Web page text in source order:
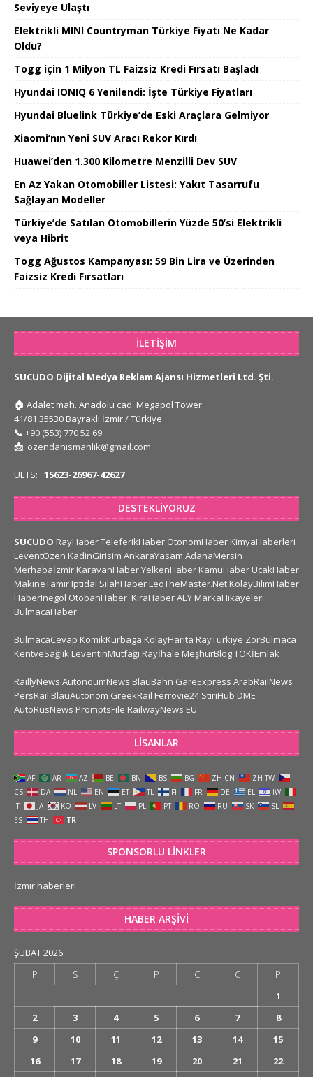
Seviyeye Ulaştı
Elektrikli MINI Countryman Türkiye Fiyatı Ne Kadar
Oldu?
Togg için 1 Milyon TL Faizsiz Kredi Fırsatı Başladı
Hyundai IONIQ 6 Yenilendi: İşte Türkiye Fiyatları
Hyundai Bluelink Türkiye’de Eski Araçlara Gelmiyor
Xiaomi’nın Yeni SUV Aracı Rekor Kırdı
Huawei’den 1.300 Kilometre Menzilli Dev SUV
En Az Yakan Otomobiller Listesi: Yakıt Tasarrufu
Sağlayan Modeller
Türkiye’de Satılan Otomobillerin Yüzde 50’si Elektrikli
veya Hibrit
Togg Ağustos Kampanyası: 59 Bin Lira ve Üzerinden
Faizsiz Kredi Fırsatları
İLETIŞIM
SUCUDO Dijital Medya Reklam Ajansı Hizmetleri Ltd. Şti.
🏠 Adalet mah. Anadolu cad. Megapol Tower
41/81 35530 Bayraklı İzmir / Türkiye
📞 +90 (553) 770 52 69
📩 ozendanismanlik@gmail.com
UETS: 15623-26967-42627
DESTEKLIYORUZ
SUCUDO RayHaberTeleferikHaber OtonomHaber KimyaHaberleri
LeventÖzen KadinGirisim AnkaraYasam AdanaMersin
Merhabaİzmir KaravanHaberYelkenHaber KamuHaber UcakHaber
MakineTamir Iptidai SilahHaber LeoTheMaster.Net KolayBilimHaber
HaberInegol OtobanHaber KiraHaberAEY MarkaHikayeleri
BulmacaHaber
BulmacaCevap KomikKurbaga KolayHarita RayTurkiye ZorBulmaca
KentveSağlık LeventinMutfağı Rayİhale MeşhurBlogTOKİEmlak
RaillyNews AutonoumNews BlauBahn GareExpress ArabRailNews
PersRail BlauAutonom GreekRail Ferrovie24 StiriHub DME
AutoRusNews PromptsFile RailwayNews EU
LISANLAR
AF AR AZ BE BN BS BG ZH-CN
ZH-TW
CS
DA NL EN ET TL FI FR DE EL
IW
IT
JA KO LV LT PL PT RO RU SK
SL
ES
TH TR
SPONSORLU LINKLER
İzmir haberleri
HABER ARŞIVI
ŞUBAT 2026
P
S Ç P C C
P
1
2
3 4 5 6 7
8
9
10 11 12 13 14
15
16
17 18 19 20 21
22